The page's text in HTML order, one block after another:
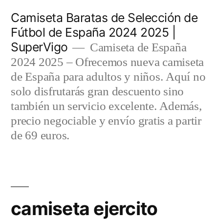
contenido
Camiseta Baratas de Selección de
Fútbol de España 2024 2025 |
SuperVigo
Camiseta de España
2024 2025 – Ofrecemos nueva camiseta
de España para adultos y niños. Aquí no
solo disfrutarás gran descuento sino
también un servicio excelente. Además,
precio negociable y envío gratis a partir
de 69 euros.
camiseta ejercito